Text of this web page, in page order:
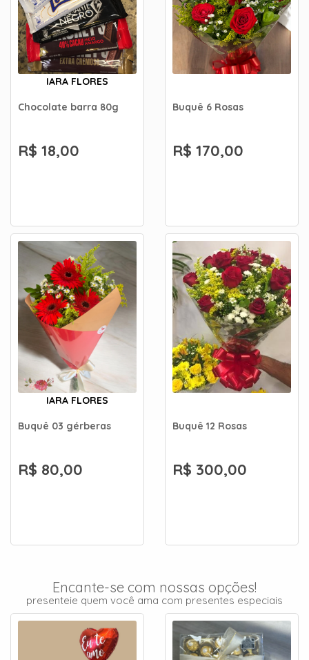
IARA FLORES
Chocolate barra 80g
R$ 18,00
Buquê 6 Rosas
R$ 170,00
IARA FLORES
Buquê 03 gérberas
R$ 80,00
Buquê 12 Rosas
R$ 300,00
Encante-se com nossas opções!
presenteie quem você ama com presentes especiais